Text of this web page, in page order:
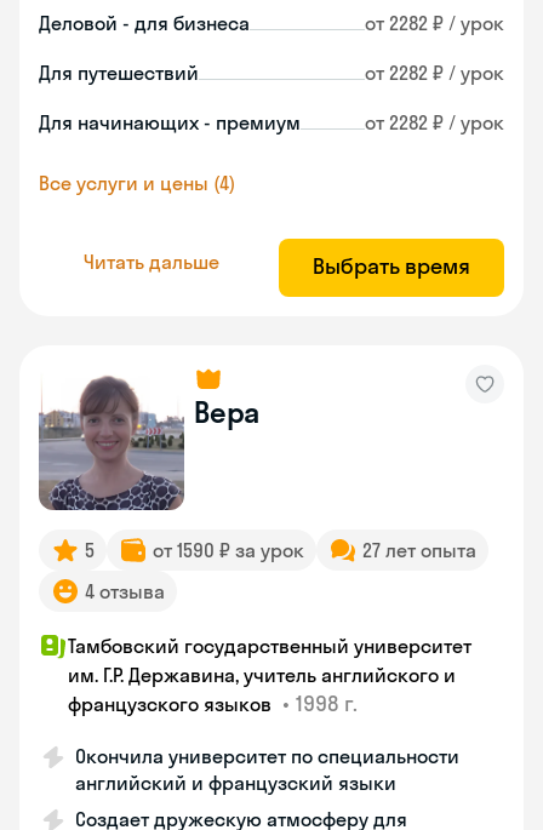
Деловой - для бизнеса от 2282 ₽ / урок
Для путешествий от 2282 ₽ / урок
Для начинающих - премиум от 2282 ₽ / урок
Все услуги и цены (4)
Читать дальше Выбрать время
Вера
5 от 1590 ₽ за урок
27 лет опыта
4 отзыва
Тамбовский государственный университет
им. Г.Р. Державина, учитель английского и
французского языков • 1998 г.
Окончила университет по специальности
английский и французский языки
Создает дружескую атмосферу для